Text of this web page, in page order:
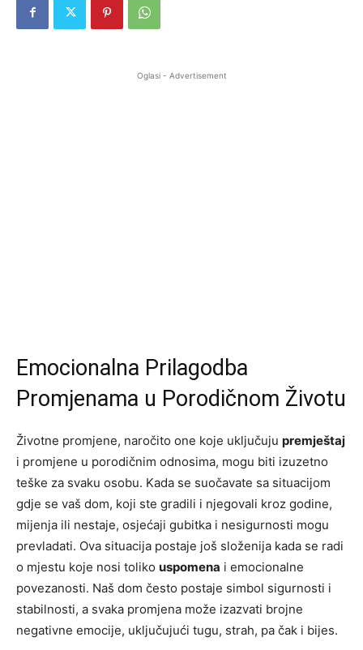
Oglasi - Advertisement
Emocionalna Prilagodba
Promjenama u Porodičnom Životu
Životne promjene, naročito one koje uključuju premještaj
i promjene u porodičnim odnosima, mogu biti izuzetno
teške za svaku osobu. Kada se suočavate sa situacijom
gdje se vaš dom, koji ste gradili i njegovali kroz godine,
mijenja ili nestaje, osjećaji gubitka i nesigurnosti mogu
prevladati. Ova situacija postaje još složenija kada se radi
o mjestu koje nosi toliko uspomena i emocionalne
povezanosti. Naš dom često postaje simbol sigurnosti i
stabilnosti, a svaka promjena može izazvati brojne
negativne emocije, uključujući tugu, strah, pa čak i bijes.